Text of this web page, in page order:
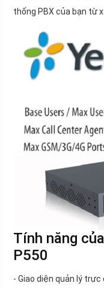
thống PBX của bạn từ
Tính năng
P550
- Giao diện quản lý trực